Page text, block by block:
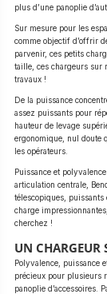
plus d’une panoplie
Sur mesure pour les
comme objectif d’offrir
parvenir, ces petits
taille, ces chargeurs sur
travaux !
De la puissance
assez puissants pour
hauteur de levage
ergonomique, nul doute
les opérateurs.
Puissance et
articulation centrale,
télescopiques, puissants
charge
cherchez !
UN CHARGEUR
Polyvalence, puissance
précieux pour plusieurs
panoplie d’accessoires.